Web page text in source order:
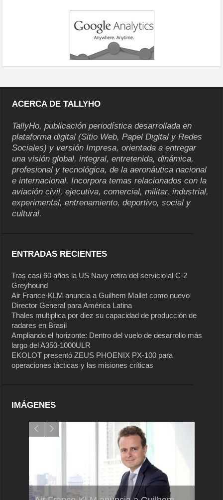
ACERCA DE TALLYHO
TallyHo, publicación periodística desarrollada en
plataforma digital (Sitio Web, Papel Digital y Redes
Sociales) y versión Impresa, orientada a entregar
una visión global, integral, entretenida, dinámica,
profesional y tecnológica, de la aeronáutica nacional
e internacional. Incorpora temas relacionados con la
aviación civil, ejecutiva, comercial, militar, industrial,
experimental, entrenamiento, deportivo, social y
cultural.
ENTRADAS RECIENTES
Tras casi 60 años la US Navy retira del servicio al C-2
Greyhound
Air France-KLM anuncia a Guilhem Mallet como nuevo
Director General para América Latina
Thales multiplica por diez su capacidad de producción de
radares en Brasil
Ampliando el horizonte: Dentro del vuelo de desarrollo más
largo del A350-1000ULR
EKOLOT presentó ZEUS PHOENIX PX-100 para
operaciones tácticas y las misiones críticas
IMÁGENES